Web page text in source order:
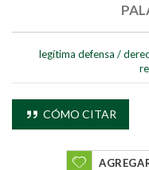
legítima defensa /
CÓMO CITAR